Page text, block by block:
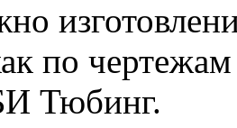
по
Тюбинг.